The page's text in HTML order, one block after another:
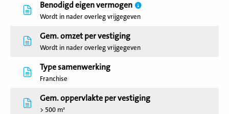
Benodigd eigen vermogen
Wordt in nader overleg vrijgegeven
Gem. omzet per vestiging
Wordt in nader overleg vrijgegeven
Type samenwerking
Franchise
Gem. oppervlakte per vestiging
> 500 m²